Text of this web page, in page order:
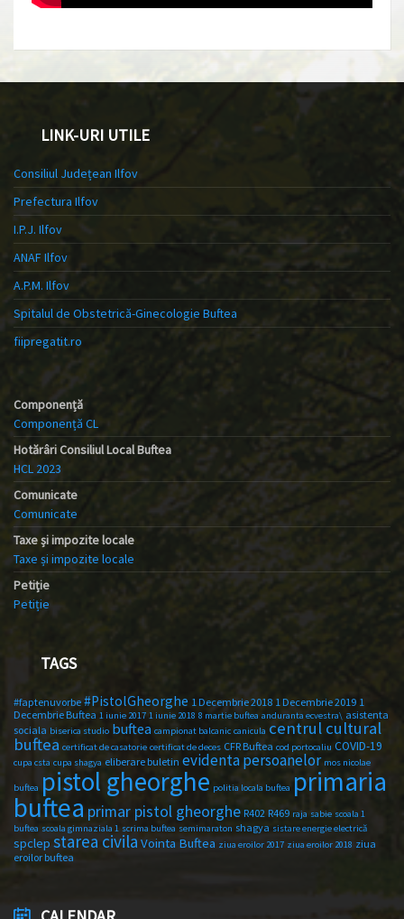
LINK-URI UTILE
Consiliul Județean Ilfov
Prefectura Ilfov
I.P.J. Ilfov
ANAF Ilfov
A.P.M. Ilfov
Spitalul de Obstetrică-Ginecologie Buftea
fiipregatit.ro
Componență
Componență CL
Hotărâri Consiliul Local Buftea
HCL 2023
Comunicate
Comunicate
Taxe și impozite locale
Taxe și impozite locale
Petiție
Petiție
TAGS
#faptenuvorbe #PistolGheorghe 1 Decembrie 2018 1 Decembrie 2019 1
Decembrie Buftea 1 iunie 2017 1 iunie 2018 8 martie buftea anduranta ecvestra\ asistenta
sociala biserica studio buftea campionat balcanic canicula centrul cultural
buftea certificat de casatorie certificat de deces CFR Buftea cod portocaliu COVID-19
cupa csta cupa shagya eliberare buletin evidenta persoanelor mos nicolae
buftea pistol gheorghe politia locala buftea primaria
buftea primar pistol gheorghe R402 R469 raja sabie scoala 1
buftea scoala gimnaziala 1 scrima buftea semimaraton shagya sistare energie electrică
spclep starea civila Vointa Buftea ziua eroilor 2017 ziua eroilor 2018 ziua
eroilor buftea